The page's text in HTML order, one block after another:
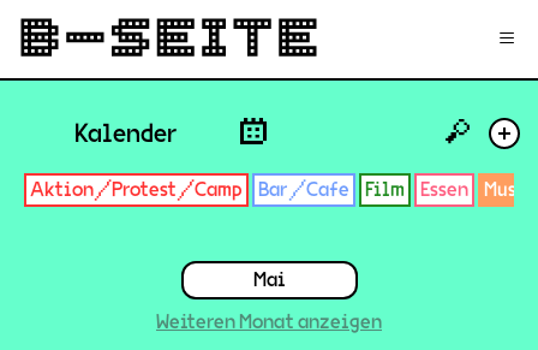
≡
Kalender +
🔎
Aktion/Protest/Camp Bar/Cafe Film Essen
Mai
Weiteren Monat anzeigen